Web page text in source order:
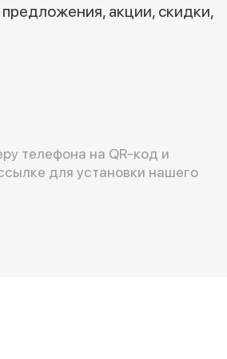
акции, скидки,
телефона на QR-код и
для установки нашего